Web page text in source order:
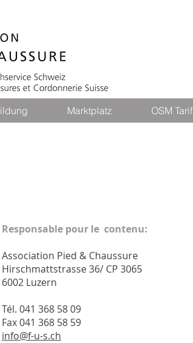
Marktplatz OSM Tarif
Responsable pour le contenu:
Association Pied & Chaussure
Hirschmattstrasse 36/ CP 3065
6002 Luzern
Tél. 041 368 58 09
Fax 041 368 58 59
info@f-u-s.ch